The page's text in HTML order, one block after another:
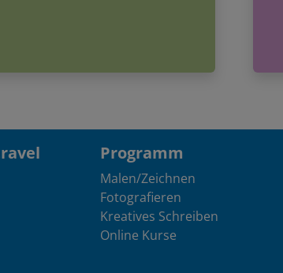
Programm
Malen/Zeichnen
Fotografieren
Kreatives Schreiben
Online Kurse